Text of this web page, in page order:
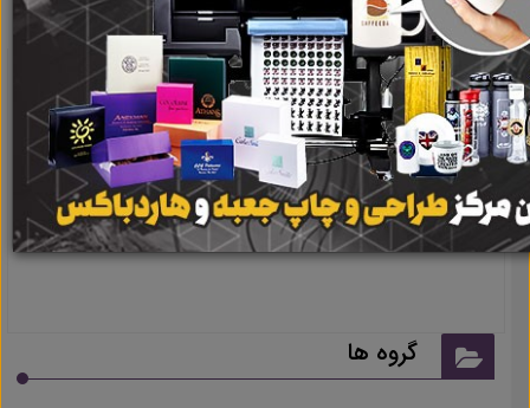
نتیجه ای یافت نشد
گروه ها